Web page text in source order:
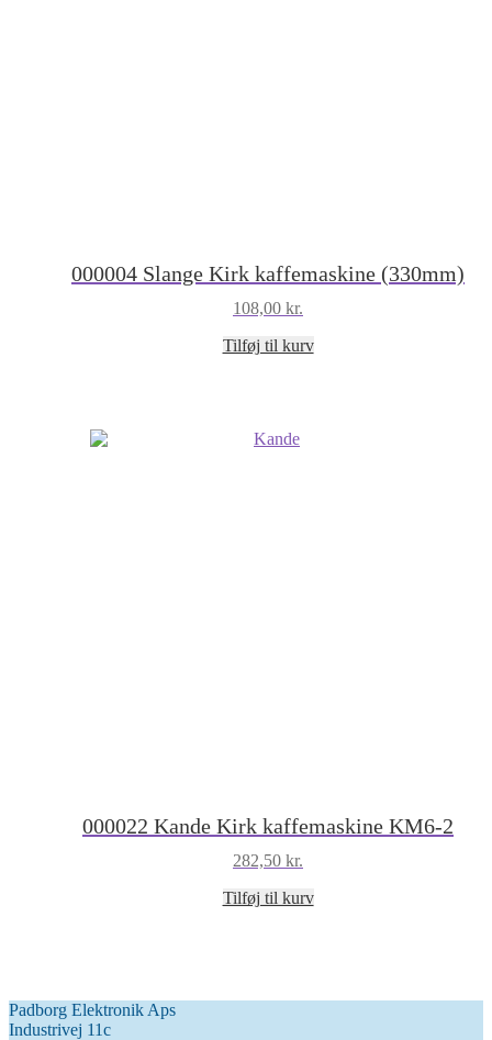
000004 Slange Kirk kaffemaskine (330mm)
108,00 kr.
Tilføj til kurv
000022 Kande Kirk kaffemaskine KM6-2
282,50 kr.
Tilføj til kurv
Padborg Elektronik Aps
Industrivej 11c